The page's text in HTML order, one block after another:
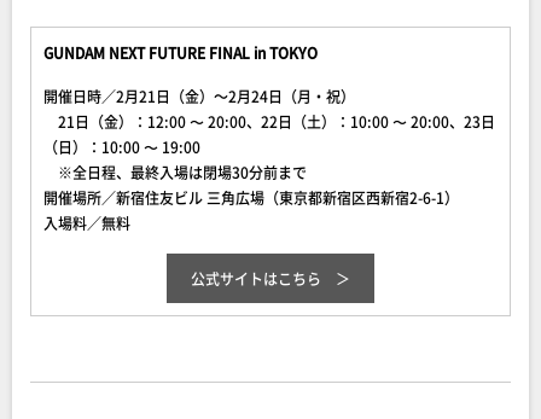
GUNDAM NEXT FUTURE FINAL in TOKYO
開催日時／2月21日（金）～2月24日（月・祝）
21日（金）：12:00 〜 20:00、22日（土）：10:00 〜 20:00、23日
（日）：10:00 〜 19:00
※全日程、最終入場は閉場30分前まで
開催場所／新宿住友ビル 三角広場（東京都新宿区西新宿2-6-1）
入場料／無料
公式サイトはこちら